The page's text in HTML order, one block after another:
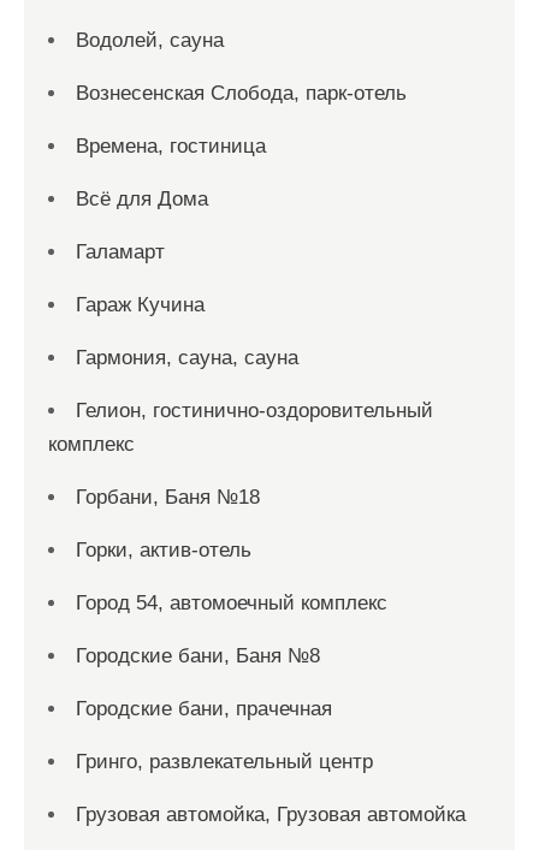
Водолей, сауна
Вознесенская Слобода, парк-отель
Времена, гостиница
Всё для Дома
Галамарт
Гараж Кучина
Гармония, сауна, сауна
Гелион, гостинично-оздоровительный
комплекс
Горбани, Баня №18
Горки, актив-отель
Город 54, автомоечный комплекс
Городские бани, Баня №8
Городские бани, прачечная
Гринго, развлекательный центр
Грузовая автомойка, Грузовая автомойка